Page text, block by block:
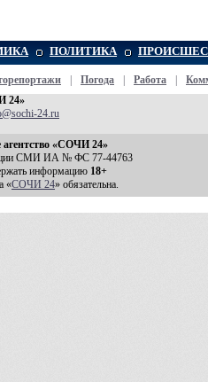
ПОЛИТИКА
Погода Работа
24»
24.ru
«СОЧИ 24»
СМИ ИА № ФС 77-44763
информацию 18+
«СОЧИ 24» обязательна.